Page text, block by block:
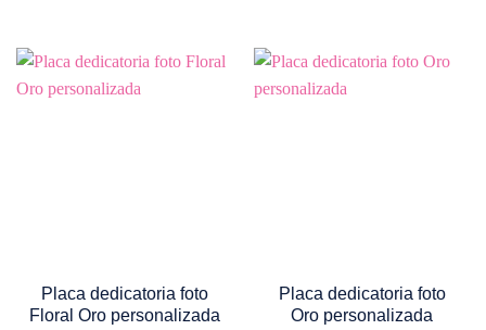
Placa dedicatoria foto
Floral Oro personalizada
Placa dedicatoria foto
Oro personalizada